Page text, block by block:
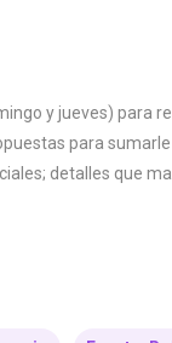
y jueves) para
para
detalles que